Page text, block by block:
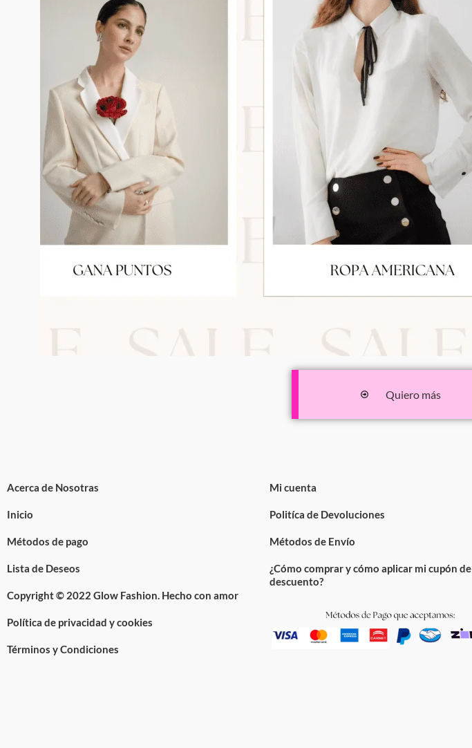
Quiero más
Acerca de Nosotras
Inicio
Métodos de pago
Lista de Deseos
Copyright © 2022 Glow Fashion. Hecho con amor
Política de privacidad y cookies
Términos y Condiciones
Mi cuenta
Politíca de Devoluciones
Métodos de Envío
¿Cómo comprar y cómo aplicar mi cupón de
descuento?